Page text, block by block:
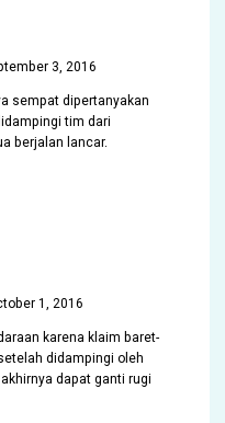
3, 2016
sempat dipertanyakan
tim dari
berjalan lancar.
1, 2016
karena klaim baret-
didampingi oleh
dapat ganti rugi